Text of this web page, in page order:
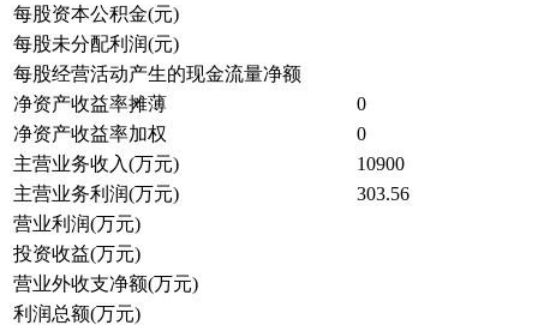
每股资本公积金(元)
每股未分配利润(元)
每股经营活动产生的现金流量净额
净资产收益率摊薄
0
净资产收益率加权
0
主营业务收入(万元)
10900
主营业务利润(万元)
303.56
营业利润(万元)
投资收益(万元)
营业外收支净额(万元)
利润总额(万元)